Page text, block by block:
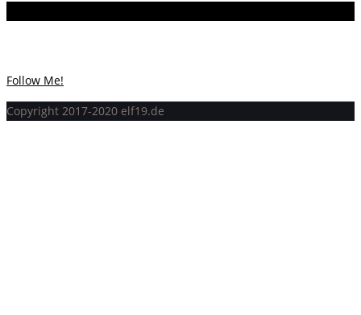
Follow Me!
Copyright 2017-2020 elf19.de